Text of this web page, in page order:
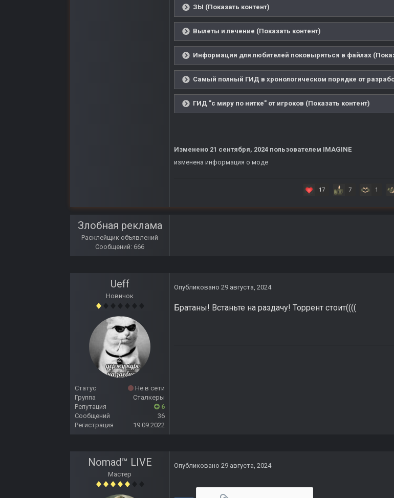
ЗЫ (Показать контент)
Вылеты и лечение (Показать контент)
Информация для любителей поковыряться в файлах
Самый полный ГИД в хронологическом порядке от
ГИД "с миру по нитке" от игроков (Показать контент)
Изменено 21 сентября, 2024 пользователем IMAGINE
изменена информация о моде
17 7 1
Злобная реклама
Расклейщик объявлений
Сообщений: 666
Ueff
Новичок
Статус
Не в сети
Группа
Сталкеры
Репутация
6
Сообщений
36
Регистрация
19.09.2022
Опубликовано 29 августа, 2024
Братаны! Встаньте на раздачу! Торрент стоит((((
Nomad™ LIVE
Мастер
Опубликовано 29 августа, 2024